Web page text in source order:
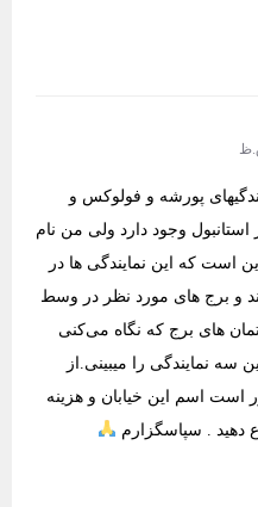
پورشه و فولوکس و
استانبول وجود دارد ولی من نام
است که این نمایندگی ها در
و برج های مورد نظر در وسط
های برج که نگاه می‌کنی
نمایندگی را میبینی.از
اسم این خیابان و هزینه
دهید . سپاسگزارم